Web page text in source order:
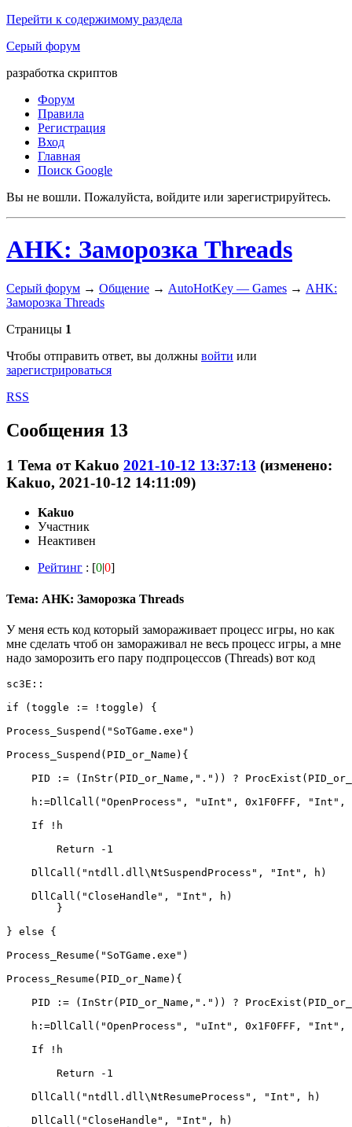
Перейти к содержимому раздела
Серый форум
разработка скриптов
Форум
Правила
Регистрация
Вход
Главная
Поиск Google
Вы не вошли. Пожалуйста, войдите или зарегистрируйтесь.
AHK: Заморозка Threads
Серый форум → Общение → AutoHotKey — Games → AHK:
Заморозка Threads
Страницы 1
Чтобы отправить ответ, вы должны войти или
зарегистрироваться
RSS
Сообщения 13
1 Тема отKakuo 2021-10-12 13:37:13 (изменено:
Kakuo, 2021-10-12 14:11:09)
Kakuo
Участник
Неактивен
Рейтинг : [0|0]
Тема: AHK: Заморозка Threads
У меня есть код который замораживает процесс игры, но как
мне сделать чтоб он замораживал не весь процесс игры, а мне
надо заморозить его пару подпроцессов (Threads) вот код
sc3E::
if (toggle := !toggle) {
Process_Suspend("SoTGame.exe")
Process_Suspend(PID_or_Name){
PID := (InStr(PID_or_Name,".")) ?
h:=DllCall("OpenProcess", "uInt", 0x1F0FFF, "Int",
    If !h
        Return -1
    DllCall("ntdll.dll\NtSuspendProcess", "Int", h)
    DllCall("CloseHandle", "Int", h)
} else {
Process_Resume("SoTGame.exe")
Process_Resume(PID_or_Name){
PID := (InStr(PID_or_Name,".")) ?
h:=DllCall("OpenProcess", "uInt", 0x1F0FFF, "Int",
    If !h
        Return -1
    DllCall("ntdll.dll\NtResumeProcess", "Int", h)
    DllCall("CloseHandle", "Int", h)